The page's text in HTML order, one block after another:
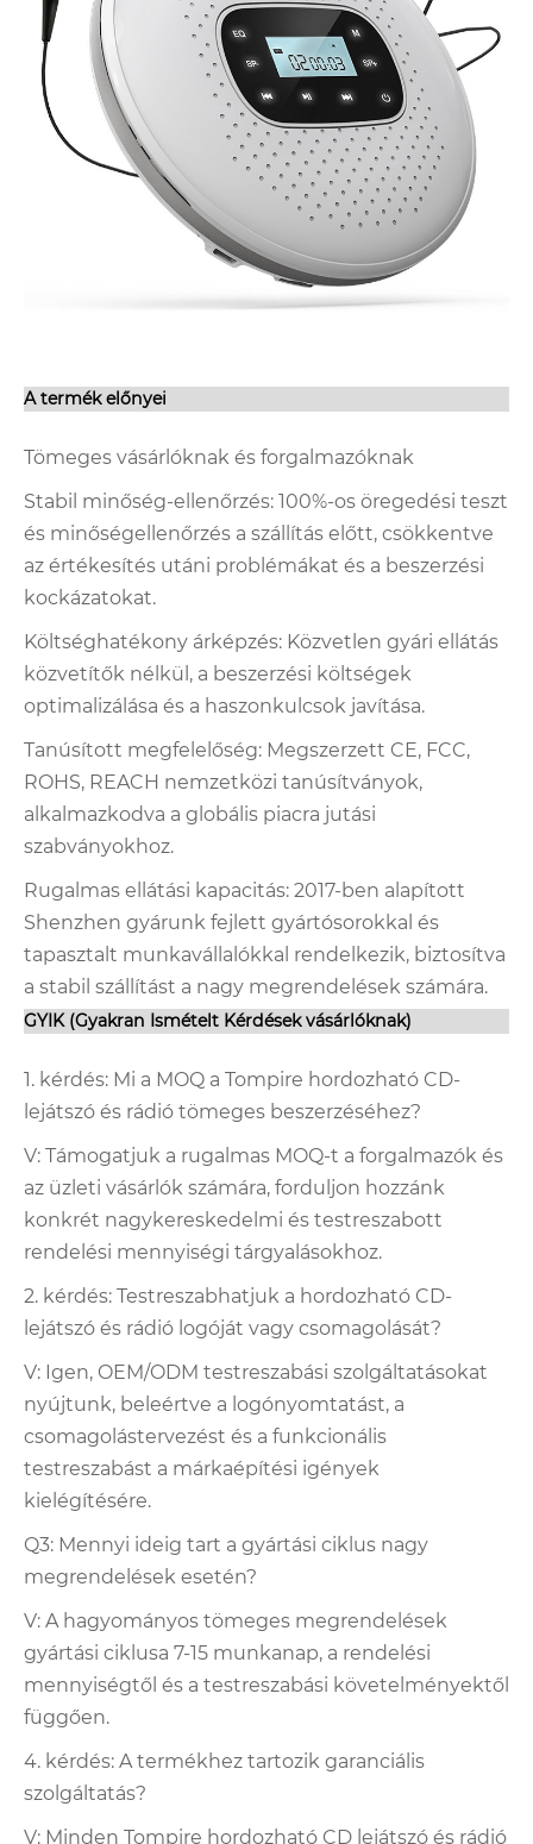
A termék előnyei
Tömeges vásárlóknak és forgalmazóknak
Stabil minőség-ellenőrzés: 100%-os öregedési teszt
és minőségellenőrzés a szállítás előtt, csökkentve
az értékesítés utáni problémákat és a beszerzési
kockázatokat.
Költséghatékony árképzés: Közvetlen gyári ellátás
közvetítők nélkül, a beszerzési költségek
optimalizálása és a haszonkulcsok javítása.
Tanúsított megfelelőség: Megszerzett CE, FCC,
ROHS, REACH nemzetközi tanúsítványok,
alkalmazkodva a globális piacra jutási
szabványokhoz.
Rugalmas ellátási kapacitás: 2017-ben alapított
Shenzhen gyárunk fejlett gyártósorokkal és
tapasztalt munkavállalókkal rendelkezik, biztosítva
a stabil szállítást a nagy megrendelések számára.
GYIK (Gyakran Ismételt Kérdések vásárlóknak)
1. kérdés: Mi a MOQ a Tompire hordozható CD-
lejátszó és rádió tömeges beszerzéséhez?
V: Támogatjuk a rugalmas MOQ-t a forgalmazók és
az üzleti vásárlók számára, forduljon hozzánk
konkrét nagykereskedelmi és testreszabott
rendelési mennyiségi tárgyalásokhoz.
2. kérdés: Testreszabhatjuk a hordozható CD-
lejátszó és rádió logóját vagy csomagolását?
V: Igen, OEM/ODM testreszabási szolgáltatásokat
nyújtunk, beleértve a logónyomtatást, a
csomagolástervezést és a funkcionális
testreszabást a márkaépítési igények
kielégítésére.
Q3: Mennyi ideig tart a gyártási ciklus nagy
megrendelések esetén?
V: A hagyományos tömeges megrendelések
gyártási ciklusa 7-15 munkanap, a rendelési
mennyiségtől és a testreszabási követelményektől
függően.
4. kérdés: A termékhez tartozik garanciális
szolgáltatás?
V: Minden Tompire hordozható CD lejátszó és rádió